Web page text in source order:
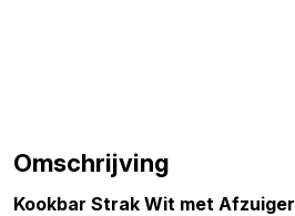
Omschrijving
Kookbar Strak Wit met Afzuiger